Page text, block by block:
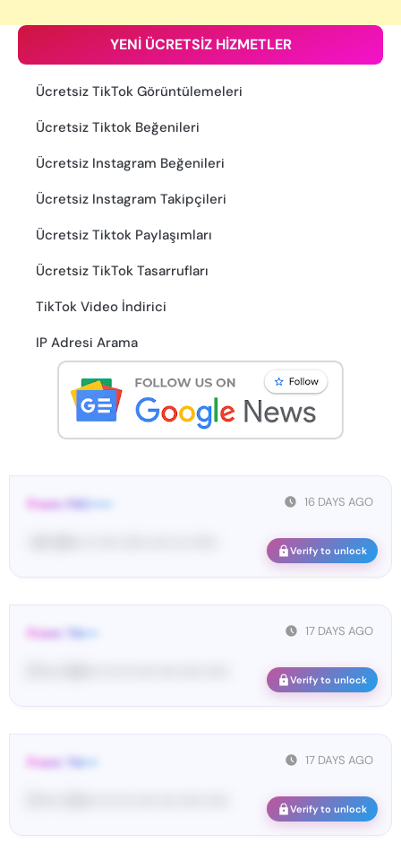
YENİ ÜCRETSİZ HİZMETLER
Ücretsiz TikTok Görüntülemeleri
Ücretsiz Tiktok Beğenileri
Ücretsiz Instagram Beğenileri
Ücretsiz Instagram Takipçileri
Ücretsiz Tiktok Paylaşımları
Ücretsiz TikTok Tasarrufları
TikTok Video İndirici
IP Adresi Arama
16 DAYS AGO
From: FAC•••••
Verify to unlock
17 DAYS AGO
From: Tik•••
Verify to unlock
17 DAYS AGO
From: Tik•••
Verify to unlock